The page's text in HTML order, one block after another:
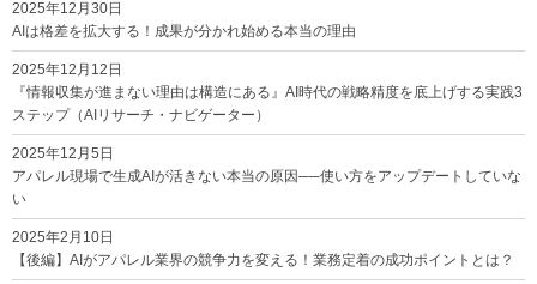
2025年12月30日
AIは格差を拡大する！成果が分かれ始める本当の理由
2025年12月12日
『情報収集が進まない理由は構造にある』AI時代の戦略精度を底上げする実践3
ステップ（AIリサーチ・ナビゲーター）
2025年12月5日
アパレル現場で生成AIが活きない本当の原因──使い方をアップデートしていな
い
2025年2月10日
【後編】AIがアパレル業界の競争力を変える！業務定着の成功ポイントとは？